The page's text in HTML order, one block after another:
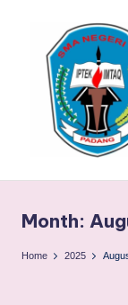
A
N
CADIAK,
LAKU)
Month:
Home 2025